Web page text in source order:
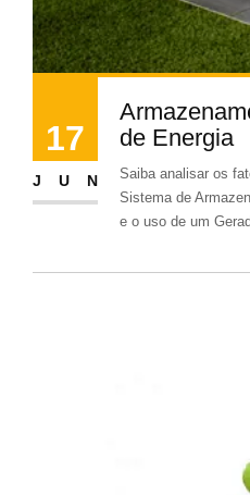
17
JUN
de Energia
Saiba analisar os
Sistema de
e o uso de um